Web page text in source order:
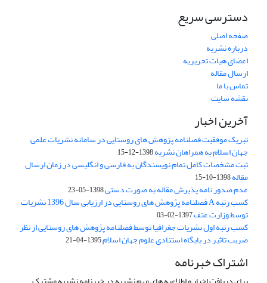
دسترسی سریع
صفحه اصلی
درباره نشریه
اعضای هیات تحریریه
ارسال مقاله
تماس با ما
نقشه سایت
آخرین اخبار
تبریک موفقیت فصلنامه پژوهش های روستایی در سامانه نشریات علمی
جهان اسلام به همراهان نشریه1398-12-15
ثبت مشخصات کامل تمام نویسندگان به فارسی و انگلیسی در زمان ارسال
مقاله1398-10-15
عدم صدور نامه پذیرش مقاله به صورت دستی1398-05-23
کسب رتبه A فصلنامه پژوهش های روستایی در ارزیابی سال 1396 نشریات
توسط وزارت عتف1397-02-03
کسب رتبه اول نشریات جغرافیا توسط فصلنامه پژوهش های روستایی از نظر
ضریب تاثیر در پایگاه استنادی علوم جهان اسلام1395-04-21
اشتراک خبرنامه